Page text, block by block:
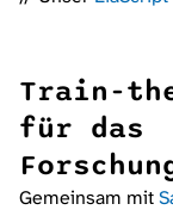
Train-
für das
Gemeinsam mit